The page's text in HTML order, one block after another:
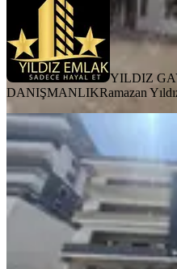
YILDIZ
DANIŞMANLIKRamazan
SIFIR BİNA
Caddede
Dulkadiroğlu,
4+1·200 m²·
5.600.000 ₺